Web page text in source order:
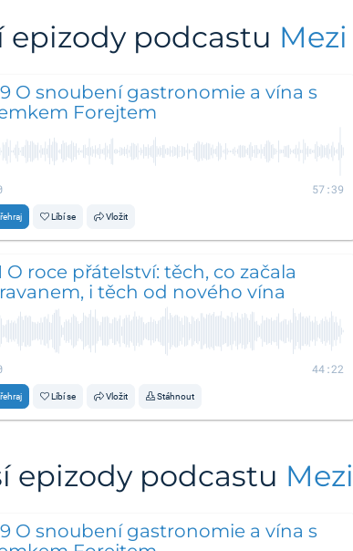
epizody podcastu
O snoubení gastronomie a vína s
Forejtem
57:39
Líbí se Vložit
O roce přátelství: těch, co začala
i těch od nového vína
44:22
Líbí se Vložit Stáhnout
epizody podcastu
O snoubení gastronomie a vína s